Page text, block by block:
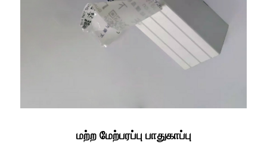
மற்ற மேற்பரப்பு பாதுகாப்பு